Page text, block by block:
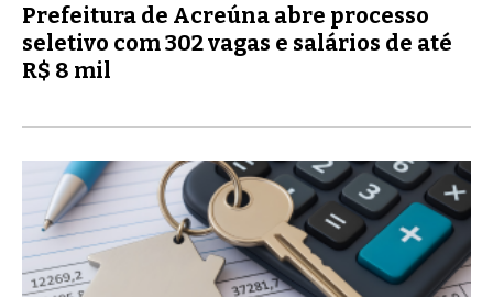
Prefeitura de Acreúna abre processo
seletivo com 302 vagas e salários de até
R$ 8 mil